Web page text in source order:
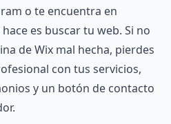
o te encuentra en
es buscar tu web. Si no
de Wix mal hecha, pierdes
con tus servicios,
y un botón de contacto